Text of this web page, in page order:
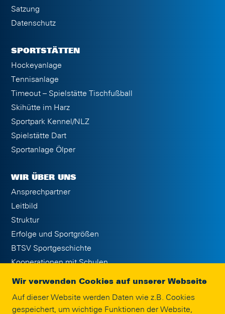
Satzung
Datenschutz
SPORTSTÄTTEN
Hockeyanlage
Tennisanlage
Timeout – Spielstätte Tischfußball
Skihütte im Harz
Sportpark Kennel/NLZ
Spielstätte Dart
Sportanlage Ölper
WIR ÜBER UNS
Ansprechpartner
Leitbild
Struktur
Erfolge und Sportgrößen
BTSV Sportgeschichte
Kooperationen mit Schulen
Publikationen
Eintracht Braunschweig Stiftung
Wir verwenden Cookies auf unserer Webseite
Auf dieser Website werden Daten wie z.B. Cookies
gespeichert, um wichtige Funktionen der Website,